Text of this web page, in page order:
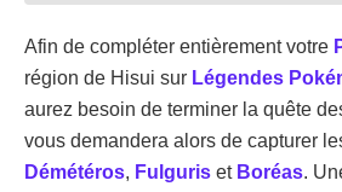
Afin de compléter entièrement votre
région de Hisui sur Légendes
aurez besoin de terminer la quête
vous demandera alors de capturer
Démétéros, Fulguris et Boréas.